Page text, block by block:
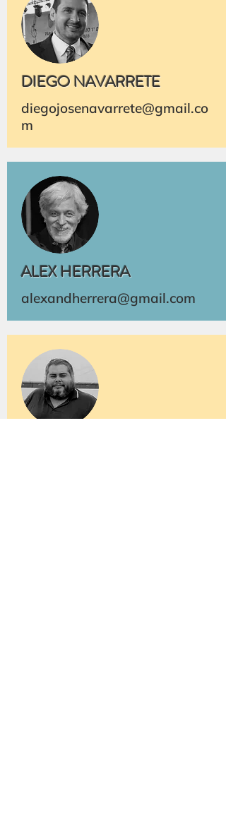
DIEGO NAVARRETE
diegojosenavarrete@gmail.co
m
ALEX HERRERA
alexandherrera@gmail.com